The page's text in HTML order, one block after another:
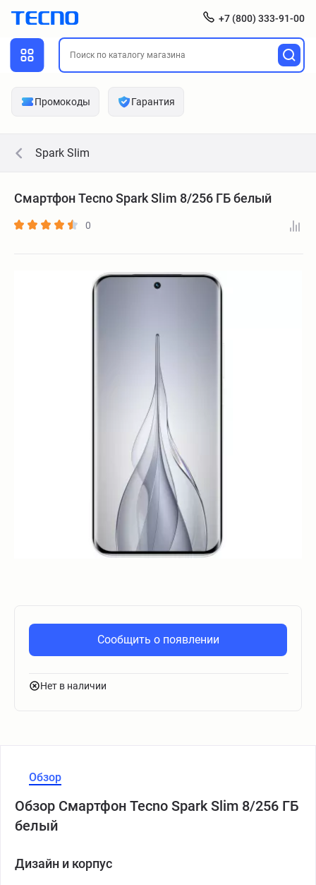
+7 (800) 333-91-00
Промокоды Гарантия
Spark Slim
Смартфон Tecno Spark Slim 8/256 ГБ белый
0
Сообщить о появлении
Нет в наличии
Обзор
Обзор Смартфон Tecno Spark Slim 8/256 ГБ
белый
Дизайн и корпус